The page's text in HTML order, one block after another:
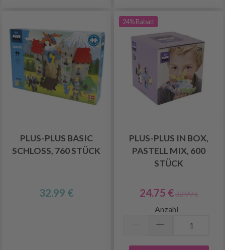
PLUS-PLUS BASIC
SCHLOSS, 760 STÜCK
32.99 €
24% Rabatt
PLUS-PLUS IN BOX,
PASTELL MIX, 600
STÜCK
24.75 € 32.99 €
Anzahl